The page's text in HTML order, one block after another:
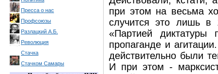
Пресса о нас
Профсоюзы
Разлацкий А.Б.
Революция
Стачка
Стачком Самары
при этом на весьма
случится это лишь в
«Партией диктатуры
пропаганде и
действительно были
И при этом -